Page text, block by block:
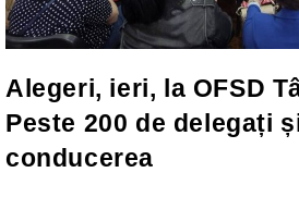
Alegeri, ieri, la OFSD
Peste 200 de delegați
conducerea